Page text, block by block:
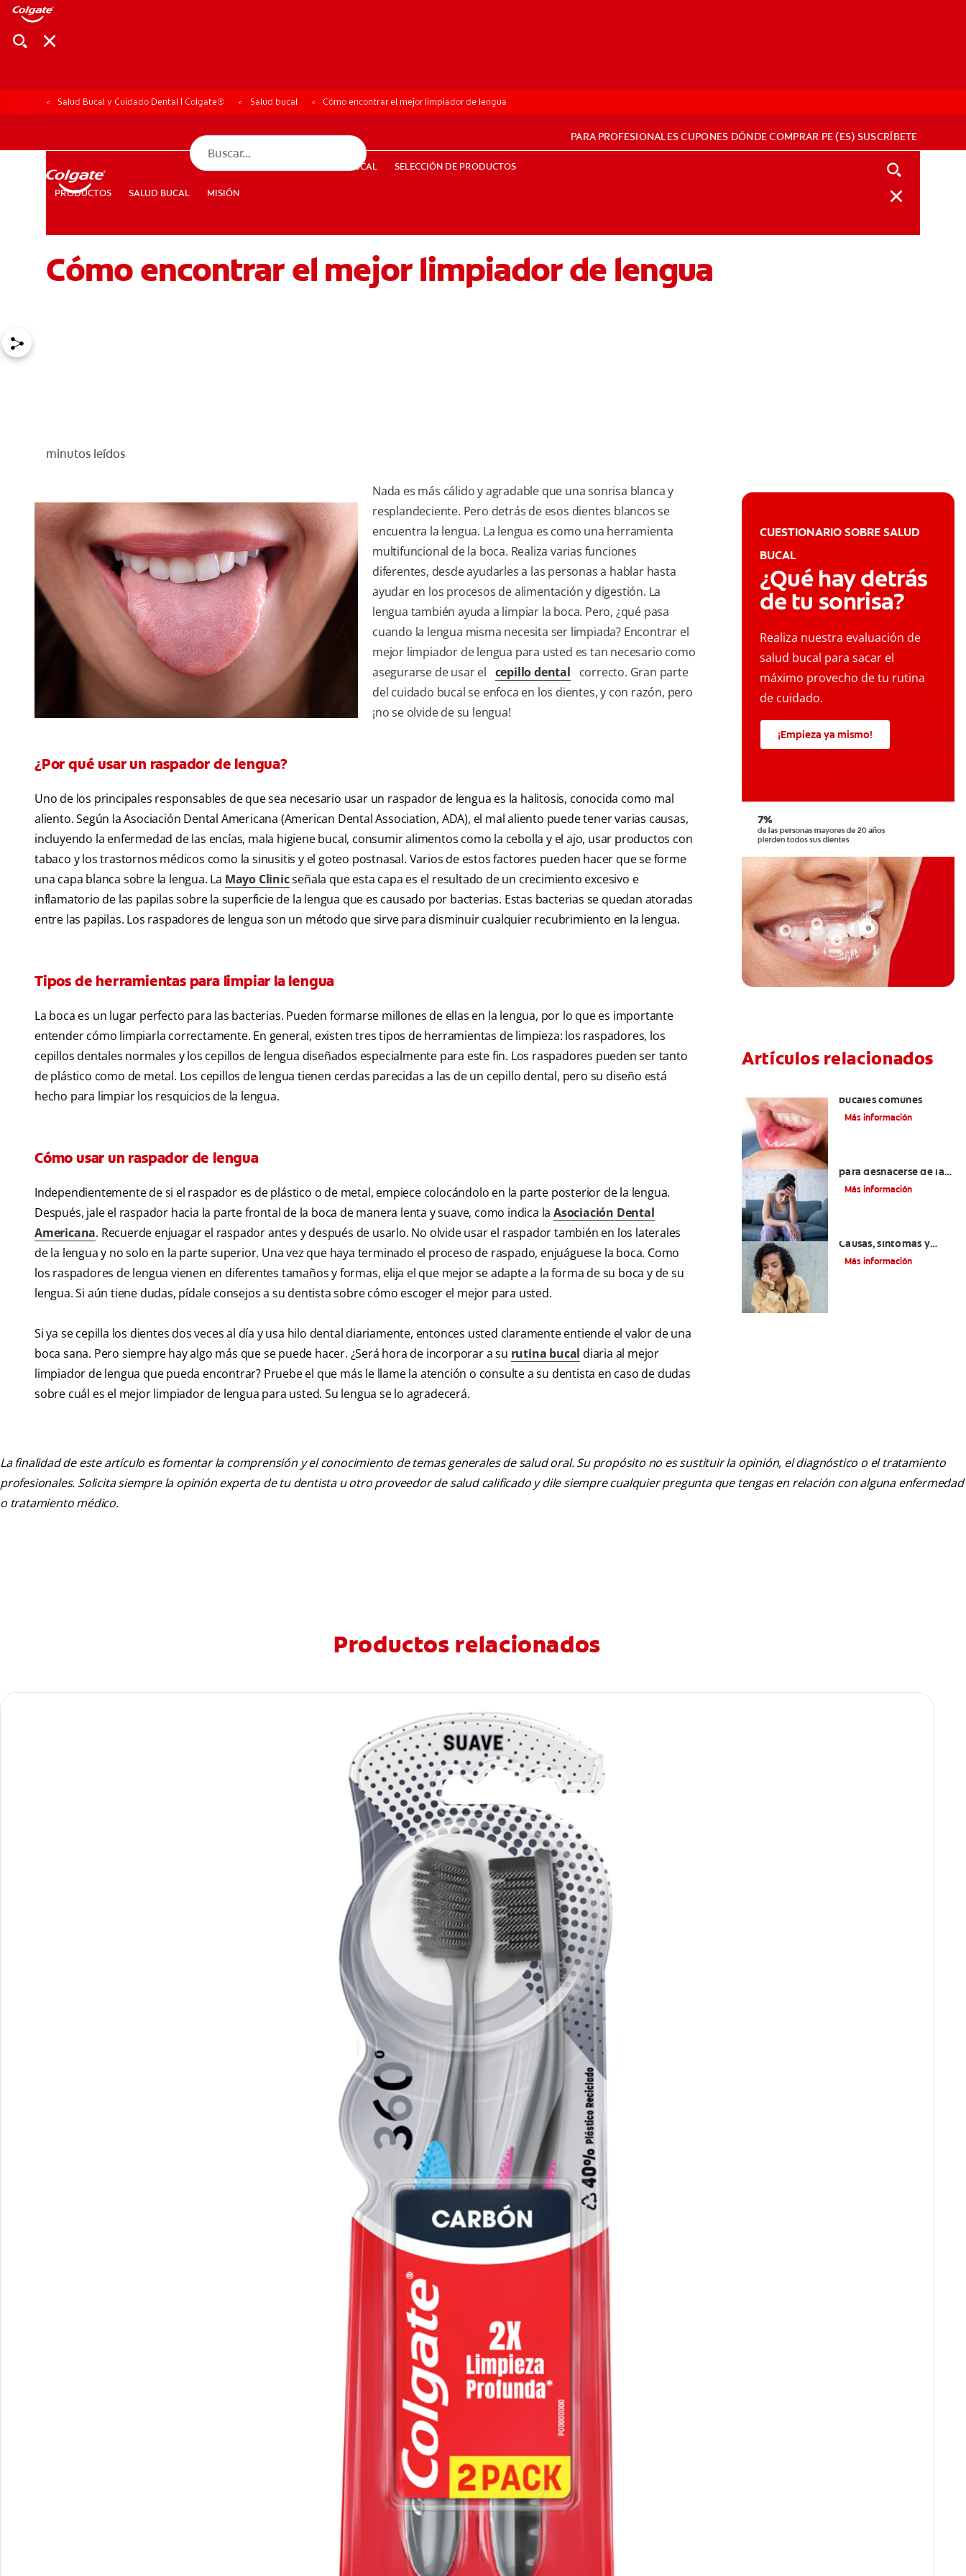
PRODUCTOS
CHEQUEO DE SALUD BUCAL
PARA PROFESIONALES CUPONES DÓNDE COMPRAR PE (ES) SUSCRÍBETE
PARA PROFESIONALESCUPONES DÓNDE COMPRAR PE (ES) SUSCRÍBETE
PRODUCTOS SALUD BUCAL MISIÓN
CHEQUEO DE SALUD BUCAL SELECCIÓN DE PRODUCTOS
Salud Bucal y Cuidado Dental | Colgate® Salud bucal Cómo encontrar el mejor limpiador de lengua
Cómo encontrar el mejor limpiador de lengua
minutos leídos
Nada es más cálido y agradable que una sonrisa blanca y
resplandeciente. Pero detrás de esos dientes blancos se
encuentra la lengua. La lengua es como una herramienta
multifuncional de la boca. Realiza varias funciones
diferentes, desde ayudarles a las personas a hablar hasta
ayudar en los procesos de alimentación y digestión. La
lengua también ayuda a limpiar la boca. Pero, ¿qué pasa
cuando la lengua misma necesita ser limpiada? Encontrar el
mejor limpiador de lengua para usted es tan necesario como
asegurarse de usar el cepillo dental
correcto. Gran parte
del cuidado bucal se enfoca en los dientes, y con razón, pero
¡no se olvide de su lengua!
¿Por qué usar un raspador de lengua?
Uno de los principales responsables de que sea necesario usar un raspador de lengua es la halitosis, conocida como mal
aliento. Según la Asociación Dental Americana (American Dental Association, ADA), el mal aliento puede tener varias causas,
incluyendo la enfermedad de las encías, mala higiene bucal, consumir alimentos como la cebolla y el ajo, usar productos con
tabaco y los trastornos médicos como la sinusitis y el goteo postnasal. Varios de estos factores pueden hacer que se forme
una capa blanca sobre la lengua. La Mayo Clinicseñala que esta capa es el resultado de un crecimiento excesivo e
inflamatorio de las papilas sobre la superficie de la lengua que es causado por bacterias. Estas bacterias se quedan atoradas
entre las papilas. Los raspadores de lengua son un método que sirve para disminuir cualquier recubrimiento en la lengua.
Tipos de herramientas para limpiar la lengua
La boca es un lugar perfecto para las bacterias. Pueden formarse millones de ellas en la lengua, por lo que es importante
entender cómo limpiarla correctamente. En general, existen tres tipos de herramientas de limpieza: los raspadores, los
cepillos dentales normales y los cepillos de lengua diseñados especialmente para este fin. Los raspadores pueden ser tanto
de plástico como de metal. Los cepillos de lengua tienen cerdas parecidas a las de un cepillo dental, pero su diseño está
hecho para limpiar los resquicios de la lengua.
Cómo usar un raspador de lengua
Independientemente de si el raspador es de plástico o de metal, empiece colocándolo en la parte posterior de la lengua.
Después, jale el raspador hacia la parte frontal de la boca de manera lenta y suave, como indica la Asociación Dental
Americana. Recuerde enjuagar el raspador antes y después de usarlo. No olvide usar el raspador también en los laterales
de la lengua y no solo en la parte superior. Una vez que haya terminado el proceso de raspado, enjuáguese la boca. Como
los raspadores de lengua vienen en diferentes tamaños y formas, elija el que mejor se adapte a la forma de su boca y de su
lengua. Si aún tiene dudas, pídale consejos a su dentista sobre cómo escoger el mejor para usted.
Si ya se cepilla los dientes dos veces al día y usa hilo dental diariamente, entonces usted claramente entiende el valor de una
boca sana. Pero siempre hay algo más que se puede hacer. ¿Será hora de incorporar a su rutina bucal diaria al mejor
limpiador de lengua que pueda encontrar? Pruebe el que más le llame la atención o consulte a su dentista en caso de dudas
sobre cuál es el mejor limpiador de lengua para usted. Su lengua se lo agradecerá.
CUESTIONARIO SOBRE SALUD
BUCAL
¿Qué hay detrás
de tu sonrisa?
Realiza nuestra evaluación de
salud bucal para sacar el
máximo provecho de tu rutina
de cuidado.
¡Empieza ya mismo!
Artículos relacionados
bucales comunes
Más información
para deshacerse de las
lesiones bucales
Más información
Causas, síntomas y
tratamientos
Más información
La finalidad de este artículo es fomentar la comprensión y el conocimiento de temas generales de salud oral. Su propósito no es sustituir la opinión, el diagnóstico o el tratamiento
profesionales. Solicita siempre la opinión experta de tu dentista u otro proveedor de salud calificado y dile siempre cualquier pregunta que tengas en relación con alguna enfermedad
o tratamiento médico.
Productos relacionados